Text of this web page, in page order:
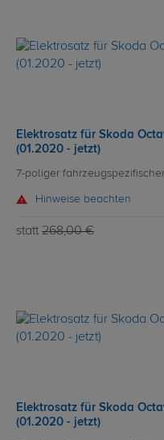
Elektrosatz für Skoda
(01.2020 - jetzt)
7-poliger
Hinweise beachten
statt 268,00 €
Elektrosatz für Skoda
(01.2020 - jetzt)